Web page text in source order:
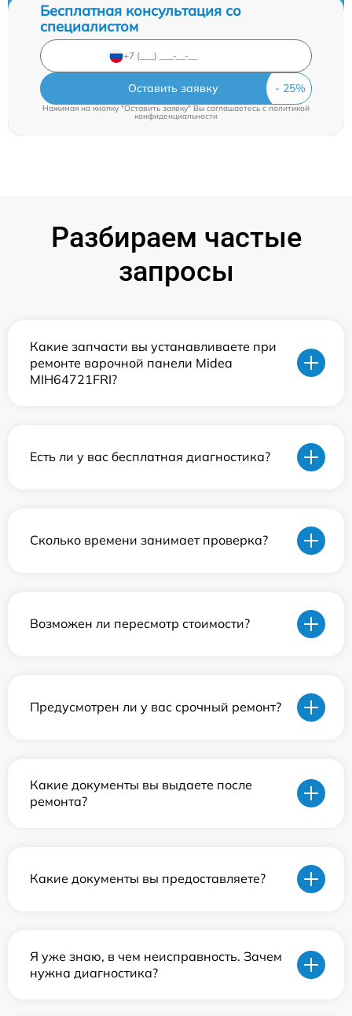
Бесплатная консультация со
специалистом
Оставить заявку
Нажимая на кнопку "Оставить заявку" Вы соглашаетесь cполитикой
конфиденциальности
Разбираем частые
запросы
Какие запчасти вы устанавливаете при
ремонте варочной панели Midea
MIH64721FRI?
Есть ли у вас бесплатная диагностика?
Сколько времени занимает проверка?
Возможен ли пересмотр стоимости?
Предусмотрен ли у вас срочный ремонт?
Какие документы вы выдаете после
ремонта?
Какие документы вы предоставляете?
Я уже знаю, в чем неисправность. Зачем
нужна диагностика?